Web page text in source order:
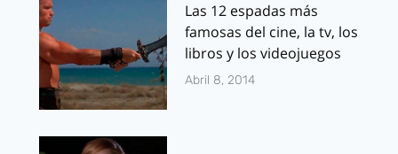
Las 12 espadas más
famosas del cine, la tv, los
libros y los videojuegos
Abril 8, 2014